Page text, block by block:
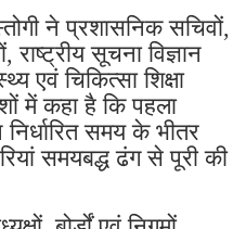
ने प्रशासनिक सचिवों,
राष्ट्रीय सूचना विज्ञान
एवं चिकित्सा शिक्षा
में कहा है कि पहला
समय के भीतर
समयबद्ध ढंग से पूरी की